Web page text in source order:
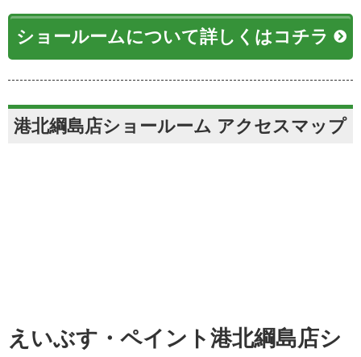
ショールームについて詳しくはコチラ
港北綱島店ショールーム アクセスマップ
えいぶす・ペイント港北綱島店シ